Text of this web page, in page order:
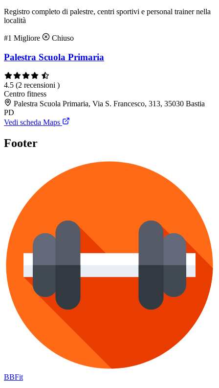
Registro completo di palestre, centri sportivi e personal trainer nella
località
#1 Migliore Chiuso
Palestra Scuola Primaria
4.5 (2 recensioni )
Centro fitness
Palestra Scuola Primaria, Via S. Francesco, 313, 35030 Bastia
PD
Vedi scheda Maps
Footer
BBFit